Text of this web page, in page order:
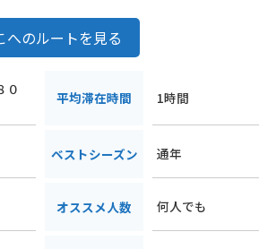
へのルートを見る
０
平均滞在時間 1時間
ベストシーズン 通年
オススメ人数 何人でも